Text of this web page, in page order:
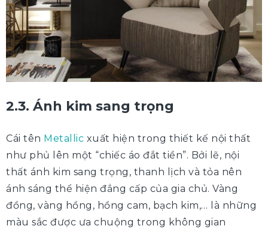
2.3. Ánh kim sang trọng
Cái tên Metallic xuất hiện trong thiết kế nội thất
như phủ lên một “chiếc áo đắt tiền”. Bởi lẽ, nội
thất ánh kim sang trọng, thanh lịch và tỏa nên
ánh sáng thể hiện đẳng cấp của gia chủ. Vàng
đồng, vàng hồng, hồng cam, bạch kim,… là những
màu sắc được ưa chuộng trong không gian